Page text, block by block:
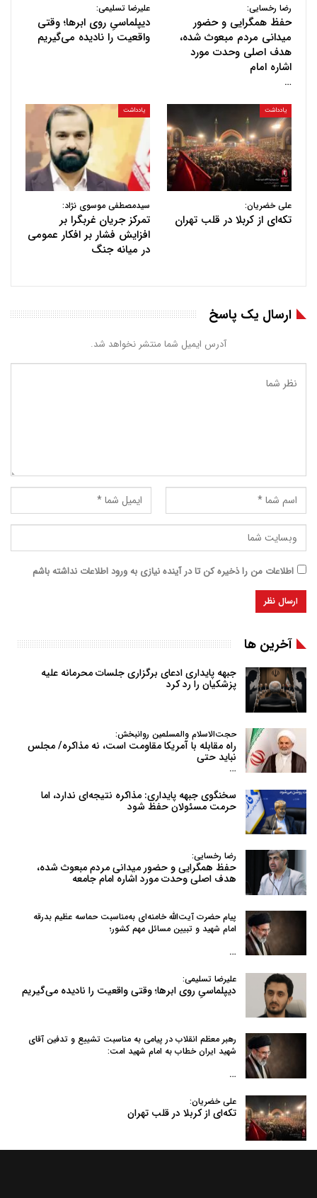
رضا رخسایی:
حفظ همگرایی و حضور
میدانی مردم مبعوث شده،
هدف اصلی وحدت مورد
اشاره امام
…
علیرضا تسلیمی:
دیپلماسیِ روی ابرها؛ وقتی
واقعیت را نادیده می‌گیریم
یادداشت
علی خضریان:
تکه‌ای از کربلا در قلب تهران
یادداشت
سیدمصطفی موسوی نژاد:
تمرکز جریان غربگرا بر
افزایش فشار بر افکار عمومی
در میانه جنگ
ارسال یک پاسخ
آدرس ایمیل شما منتشر نخواهد شد.
اطلاعات من را ذخیره کن تا در آینده نیازی به ورود اطلاعات نداشته باشم
آخرین ها
جبهه پایداری ادعای برگزاری جلسات محرمانه علیه
پزشکیان را رد کرد
حجت‌الاسلام والمسلمین روانبخش:
راه مقابله با آمریکا مقاومت است، نه مذاکره/ مجلس
نباید حتی
…
سخنگوی جبهه پایداری: مذاکره نتیجه‌ای ندارد، اما
حرمت مسئولان حفظ شود
رضا رخسایی:
حفظ همگرایی و حضور میدانی مردم مبعوث شده،
هدف اصلی وحدت مورد اشاره امام جامعه
پیام حضرت آیت‌الله خامنه‌ای به‌مناسبت حماسه عظیم بدرقه
امام شهید و تبیین مسائل مهم کشور؛
…
علیرضا تسلیمی:
دیپلماسیِ روی ابرها؛ وقتی واقعیت را نادیده می‌گیریم
رهبر معظم انقلاب در پیامی به‌ مناسبت تشییع و تدفین آقای
شهید ایران خطاب به امام شهید امت:
…
علی خضریان:
تکه‌ای از کربلا در قلب تهران